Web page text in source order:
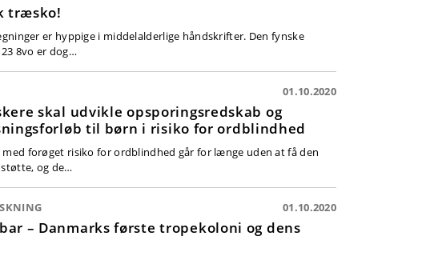
træsko!
er hyppige i middelalderlige håndskrifter. Den fynske
8vo er dog…
01.10.2020
skal udvikle opsporingsredskab og
til børn i risiko for ordblindhed
med forøget risiko for ordblindhed går for længe uden at få den
og de…
01.10.2020
– Danmarks første tropekoloni og dens